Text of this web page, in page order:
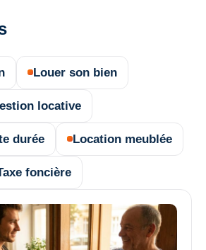
Louer son bien
locative
durée Location meublée
foncière